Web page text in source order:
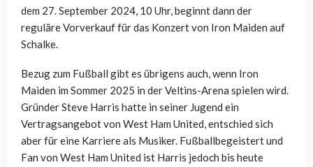
dem 27. September 2024, 10 Uhr, beginnt dann der
reguläre Vorverkauf für das Konzert von Iron Maiden auf
Schalke.
Bezug zum Fußball gibt es übrigens auch, wenn Iron
Maiden im Sommer 2025 in der Veltins-Arena spielen wird.
Gründer Steve Harris hatte in seiner Jugend ein
Vertragsangebot von West Ham United, entschied sich
aber für eine Karriere als Musiker. Fußballbegeistert und
Fan von West Ham United ist Harris jedoch bis heute